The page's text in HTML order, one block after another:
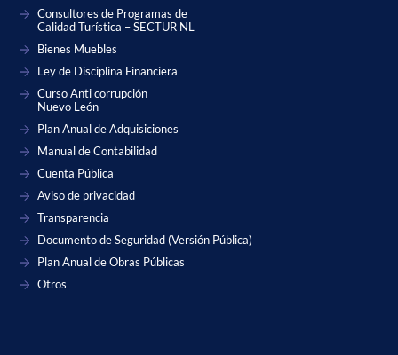
Consultores de Programas de
Calidad Turística – SECTUR NL
Bienes Muebles
Ley de Disciplina Financiera
Curso Anti corrupción
Nuevo León
Plan Anual de Adquisiciones
Manual de Contabilidad
Cuenta Pública
Aviso de privacidad
Transparencia
Documento de Seguridad (Versión Pública)
Plan Anual de Obras Públicas
Otros